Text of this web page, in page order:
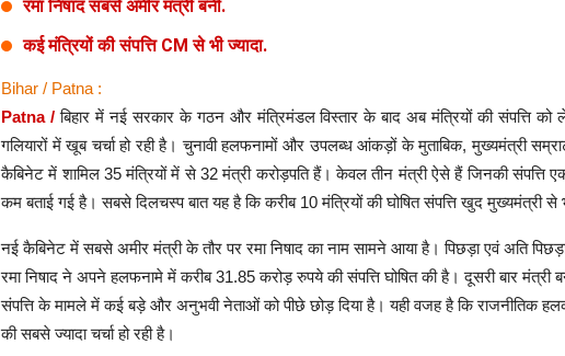
रमा निषाद सबसे अमीर मंत्री बनीं.
कई मंत्रियों की संपत्ति CM से भी ज्यादा.
Bihar / Patna :
Patna /बिहार में नई सरकार के गठन और मंत्रिमंडल विस्तार के बाद अब मंत्रियों की संपत्ति को
गलियारों में खूब चर्चा हो रही है। चुनावी हलफनामों और उपलब्ध आंकड़ों के मुताबिक, मुख्यमंत्री
कैबिनेट में शामिल 35 मंत्रियों में से 32 मंत्री करोड़पति हैं। केवल तीन मंत्री ऐसे हैं जिनकी संपत्ति
कम बताई गई है। सबसे दिलचस्प बात यह है कि करीब 10 मंत्रियों की घोषित संपत्ति खुद मुख्यमंत्री से
नई कैबिनेट में सबसे अमीर मंत्री के तौर पर रमा निषाद का नाम सामने आया है। पिछड़ा एवं अति
रमा निषाद ने अपने हलफनामे में करीब 31.85 करोड़ रुपये की संपत्ति घोषित की है। दूसरी बार मंत्री
संपत्ति के मामले में कई बड़े और अनुभवी नेताओं को पीछे छोड़ दिया है। यही वजह है कि राजनीतिक
की सबसे ज्यादा चर्चा हो रही है।